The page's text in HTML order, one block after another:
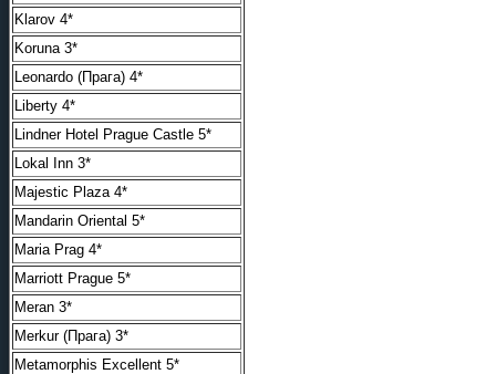
Klarov 4*
Koruna 3*
Leonardo (Прага) 4*
Liberty 4*
Lindner Hotel Prague Castle 5*
Lokal Inn 3*
Majestic Plaza 4*
Mandarin Oriental 5*
Maria Prag 4*
Marriott Prague 5*
Meran 3*
Merkur (Прага) 3*
Metamorphis Excellent 5*